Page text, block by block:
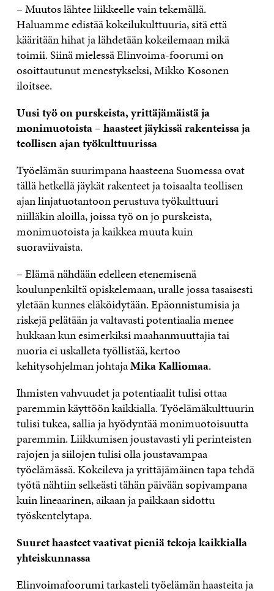
– Muutos lähtee liikkeelle vain tekemällä.
Haluamme edistää kokeilukulttuuria, sitä että
kääritään hihat ja lähdetään kokeilemaan mikä
toimii. Siinä mielessä Elinvoima-foorumi on
osoittautunut menestykseksi, Mikko Kosonen
iloitsee.
Uusi työ on purskeista, yrittäjämäistä ja
monimuotoista – haasteet jäykissä rakenteissa ja
teollisen ajan työkulttuurissa
Työelämän suurimpana haasteena Suomessa ovat
tällä hetkellä jäykät rakenteet ja toisaalta teollisen
ajan linjatuotantoon perustuva työkulttuuri
niilläkin aloilla, joissa työ on jo purskeista,
monimuotoista ja kaikkea muuta kuin
suoraviivaista.
– Elämä nähdään edelleen etenemisenä
koulunpenkiltä opiskelemaan, uralle jossa tasaisesti
yletään kunnes eläköidytään. Epäonnistumisia ja
riskejä pelätään ja valtavasti potentiaalia menee
hukkaan kun esimerkiksi maahanmuuttajia tai
nuoria ei uskalleta työllistää, kertoo
kehitysohjelman johtajaMika Kalliomaa.
Ihmisten vahvuudet ja potentiaalit tulisi ottaa
paremmin käyttöön kaikkialla. Työelämäkulttuurin
tulisi tukea, sallia ja hyödyntää monimuotoisuutta
paremmin. Liikkumisen joustavasti yli perinteisten
rajojen ja siilojen tulisi olla joustavampaa
työelämässä. Kokeileva ja yrittäjämäinen tapa tehdä
työtä nähtiin selkeästi tähän päivään sopivampana
kuin lineaarinen, aikaan ja paikkaan sidottu
työskentelytapa.
Suuret haasteet vaativat pieniä tekoja kaikkialla
yhteiskunnassa
Elinvoimafoorumi tarkasteli työelämän haasteita ja